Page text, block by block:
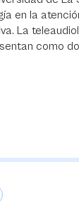
en la
La
como